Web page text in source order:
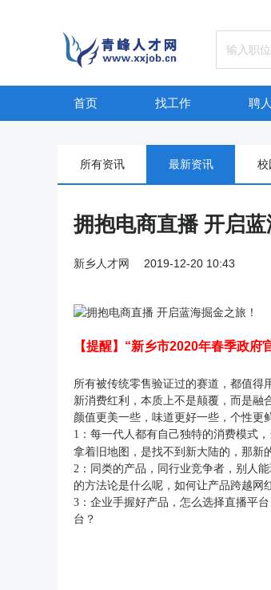
首页 找工作 聘
所有资讯 最新资讯 校
拥抱电商直播 开启蓝
新乡人才网 2019-12-20 10:43
【提醒】“新乡市2020年春季政
所有被传统零售验证过的赛道，都值得
新消费红利，本质上不是颠覆，而是融
颜值更美一些，味道更好一些，个性更
1 ：每一代人都有自己独特的消费模式，
拿着旧地图，是找不到新大陆的，那新
2 ：同类的产品，同行业竞争者，别人
的方法论是什么呢，如何让产品跨越网
3 ：企业手握好产品，怎么选择直播平
台？